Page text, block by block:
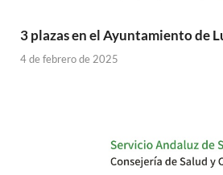
3 plazas en el Ayuntamiento de
4 de febrero de 2025